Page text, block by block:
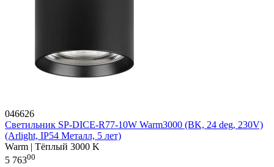
046626
Светильник SP-DICE-R77-10W Warm3000 (BK, 24 deg, 230V)
(Arlight, IP54 Металл, 5 лет)
Warm | Тёплый 3000 K
5 76300